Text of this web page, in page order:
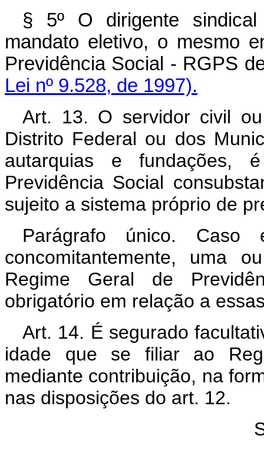
§ 5º O dirigente
mandato eletivo, o mesmo
Previdência Social - RGPS
Lei nº 9.528, de 1997).
Art. 13. O servidor civil
Distrito Federal ou dos
autarquias e fundações,
Previdência Social
sujeito a sistema próprio de
Parágrafo único. Caso
concomitantemente, uma
Regime Geral de
obrigatório em relação a
Art. 14. É segurado
idade que se filiar ao
mediante contribuição, na
nas disposições do art. 12.